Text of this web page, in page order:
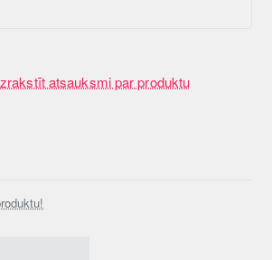
atsauksmi par produktu